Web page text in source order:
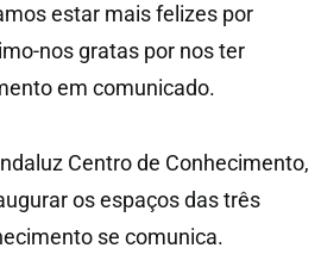
estar mais felizes por
nos gratas por nos ter
em comunicado.
Centro de Conhecimento,
os espaços das três
se comunica.